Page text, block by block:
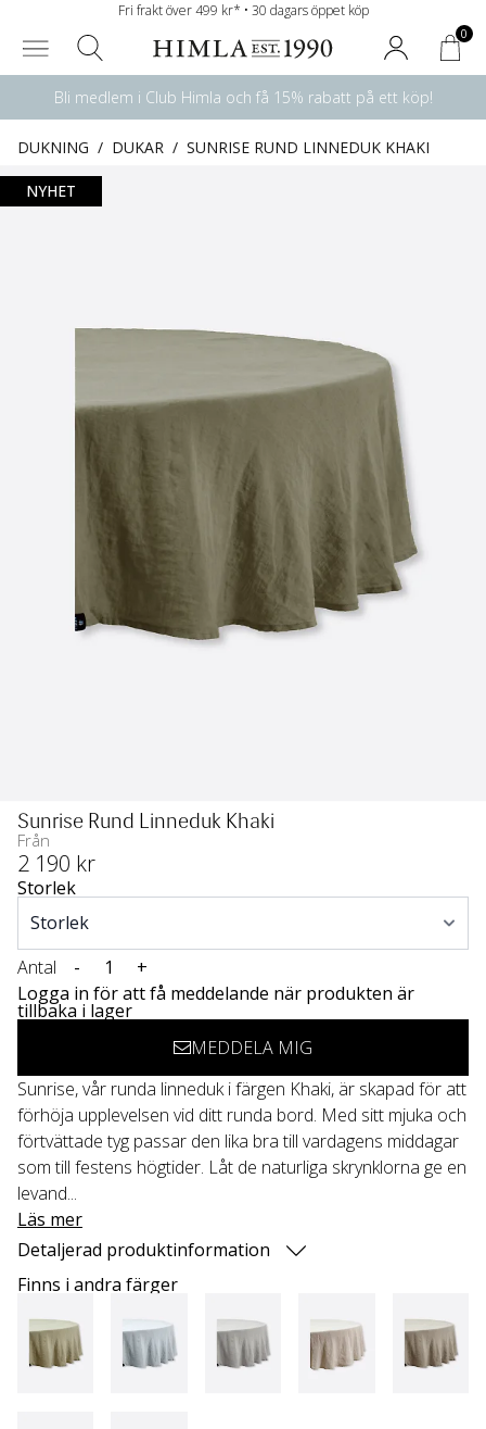
Fri frakt över 499 kr* • 30 dagars öppet köp
0
Bli medlem i Club Himla och få 15% rabatt på ett köp!
DUKNING / DUKAR / SUNRISE RUND LINNEDUK KHAKI
NYHET
Sunrise Rund Linneduk Khaki
Från
2 190 kr
Storlek
Antal -
+
Logga in för att få meddelande när produkten är
tillbaka i lager
MEDDELA MIG
Sunrise, vår runda linneduk i färgen Khaki, är skapad för att
förhöja upplevelsen vid ditt runda bord. Med sitt mjuka och
förtvättade tyg passar den lika bra till vardagens middagar
som till festens högtider. Låt de naturliga skrynklorna ge en
levand...
Läs mer
Detaljerad produktinformation
Finns i andra färger